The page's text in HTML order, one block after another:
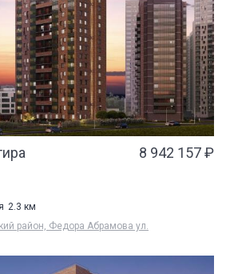
8 942 157 ₽
2.3 км
район, Федора Абрамова ул.